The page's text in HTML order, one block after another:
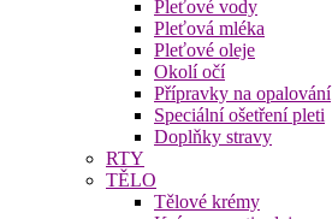
Pleťové vody
Pleťová mléka
Pleťové oleje
Okolí očí
Přípravky na opalování
Speciální ošetření pleti
Doplňky stravy
RTY
TĚLO
Tělové krémy